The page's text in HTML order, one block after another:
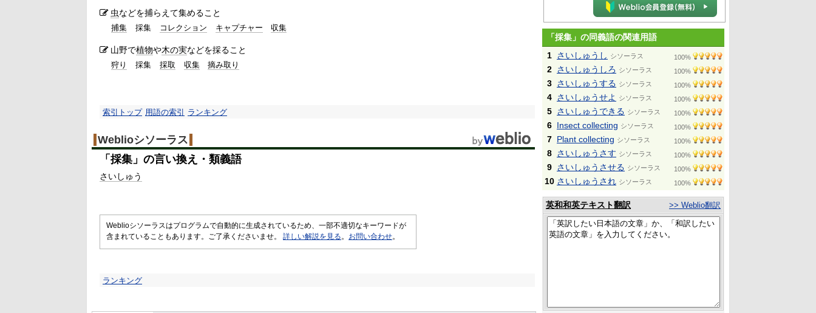
虫などを捕らえて集めること
捕集 採集 コレクション キャプチャー 収集
山野で植物や木の実などを採ること
狩り 採集 採取 収集 摘み取り
索引トップ 用語の索引 ランキング
Weblioシソーラス
「 採集 」の言い換え・類義語
さいしゅう
Weblioシソーラスはプログラムで自動的に生成されているため、一部不適切なキーワードが
含まれていることもあります。ご了承くださいませ。 詳しい解説を見る 。 お問い合わせ。
ランキング
「採集」の同義語の関連用語
1 さいしゅうし シソーラス 100%
2 さいしゅうしろ シソーラス 100%
3 さいしゅうする シソーラス 100%
4 さいしゅうせよ シソーラス 100%
5 さいしゅうできる シソーラス 100%
6 Insect collecting シソーラス 100%
7 Plant collecting シソーラス 100%
8 さいしゅうさす シソーラス 100%
9 さいしゅうさせる シソーラス 100%
10 さいしゅうされ シソーラス 100%
英和和英テキスト翻訳 >> Weblio翻訳